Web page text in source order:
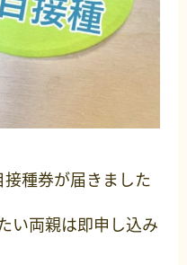
種券が届きました
い両親は即申し込み